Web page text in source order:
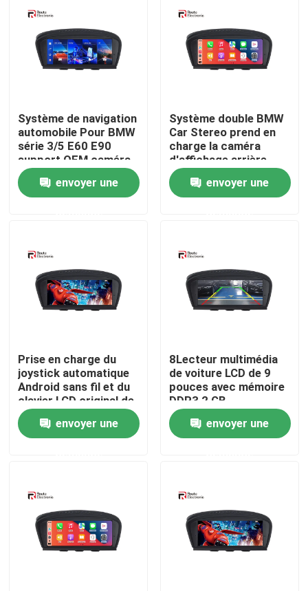
Aperçu
A propos de nous
Contrôle de la qualité
Contact
Tous les cas
Demande de soumission
Système de navigation
automobile Pour BMW
série 3/5 E60 E90
support OEM caméra
arrière et joystick
envoyer une
Système double BMW
Car Stereo prend en
charge la caméra
d'affichage arrière
OEM et la caméra
inverse après-vente
envoyer une
Prise en charge du
joystick automatique
Android sans fil et du
clavier LCD original de
8,9 pouces
envoyer une
8Lecteur multimédia
de voiture LCD de 9
pouces avec mémoire
DDR3 2 GB
envoyer une